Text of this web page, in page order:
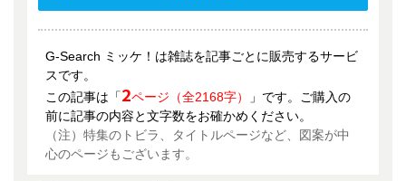
G-Search ミッケ！は雑誌を記事ごとに販売するサービ
スです。
この記事は「2ページ（全2168字）
」です。ご購入の
前に記事の内容と文字数をお確かめください。
（注）特集のトビラ、タイトルページなど、図案が中
心のページもございます。